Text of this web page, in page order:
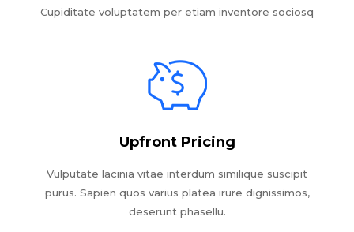
Cupiditate voluptatem per etiam inventore sociosq
Upfront Pricing
Vulputate lacinia vitae interdum similique suscipit
purus. Sapien quos varius platea irure dignissimos,
deserunt phasellu.